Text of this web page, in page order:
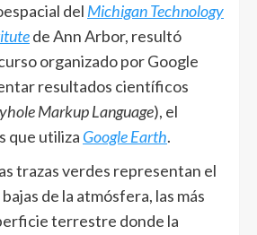
del Michigan Technology
de Ann Arbor, resultó
organizado por Google
resultados científicos
Markup Language), el
que utiliza Google Earth.
trazas verdes representan el
bajas de la atmósfera, las más
terrestre donde la